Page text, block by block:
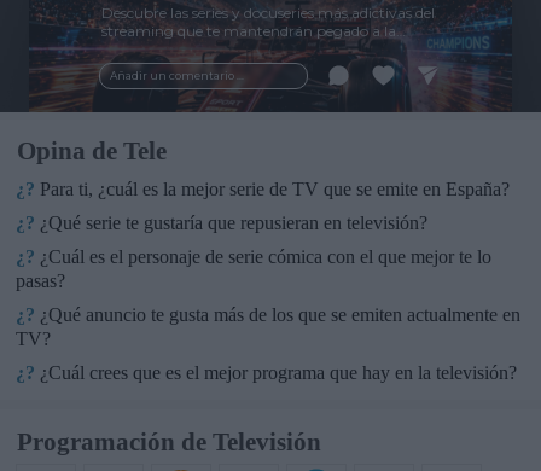
Añadir un comentario ...
Descubre las series y docuseries más adictivas del
streaming que te mantendrán pegado a la
pantalla. 💥 De dramas épicos a risas puras. 🏆
¡Guarda esta colección para tu próximo
maratón! 🍿🎬🎟️
Opina de Tele
¿? Para ti, ¿cuál es la mejor serie de TV que se emite en España?
¿? ¿Qué serie te gustaría que repusieran en televisión?
¿? ¿Cuál es el personaje de serie cómica con el que mejor te lo
pasas?
¿? ¿Qué anuncio te gusta más de los que se emiten actualmente en
TV?
¿? ¿Cuál crees que es el mejor programa que hay en la televisión?
Programación de Televisión